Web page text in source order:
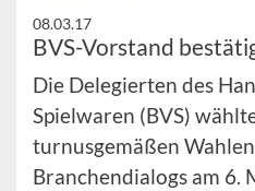
08.03.17
BVS-Vorstand
Die Delegierten des
Spielwaren (BVS)
turnusgemäßen
Branchendialogs am 6.